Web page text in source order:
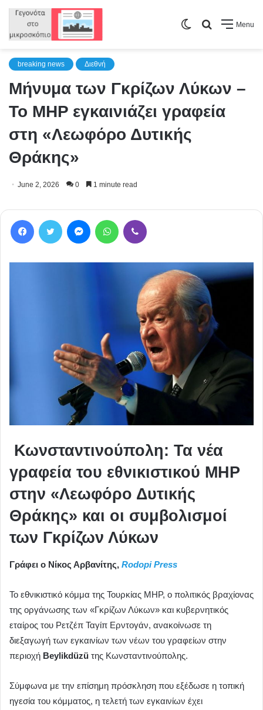
Menu
Search
Switch
breaking news Διεθνή
Μήνυμα των Γκρίζων Λύκων –
Το MHP εγκαινιάζει γραφεία
στη «Λεωφόρο Δυτικής
Θράκης»
June 2, 2026 0 1 minute read
Κωνσταντινούπολη: Τα νέα
γραφεία του εθνικιστικού MHP
στην «Λεωφόρο Δυτικής
Θράκης» και οι συμβολισμοί
των Γκρίζων Λύκων
Γράφει ο Νίκος Αρβανίτης, Rodopi Press
Το εθνικιστικό κόμμα της Τουρκίας MHP, ο πολιτικός βραχίονας
της οργάνωσης των «Γκρίζων Λύκων» και κυβερνητικός
εταίρος του Ρετζέπ Ταγίπ Ερντογάν, ανακοίνωσε τη
διεξαγωγή των εγκαινίων των νέων του γραφείων στην
περιοχή Beylikdüzü της Κωνσταντινούπολης.
Σύμφωνα με την επίσημη πρόσκληση που εξέδωσε η τοπική
ηγεσία του κόμματος, η τελετή των εγκαινίων έχει